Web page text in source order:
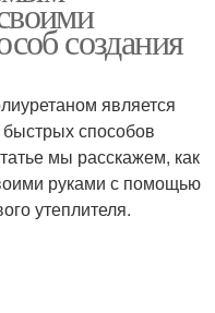
создания
является
способов
мы расскажем, как
руками с помощью
утеплителя.